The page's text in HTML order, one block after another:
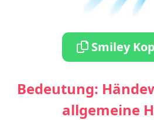
Smiley
Bedeutung:
allgemeine